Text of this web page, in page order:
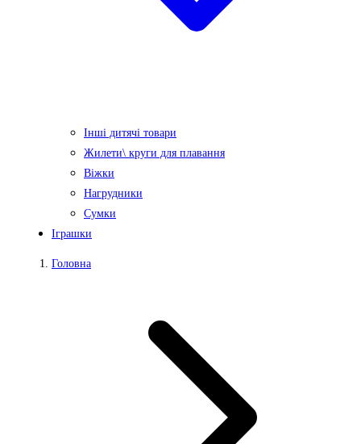
Інші дитячі товари
Жилети\ круги для плавання
Віжки
Нагрудники
Сумки
Іграшки
Головна